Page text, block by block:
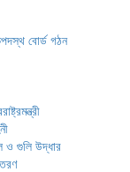
বোর্ড গঠন
ও গুলি উদ্ধার